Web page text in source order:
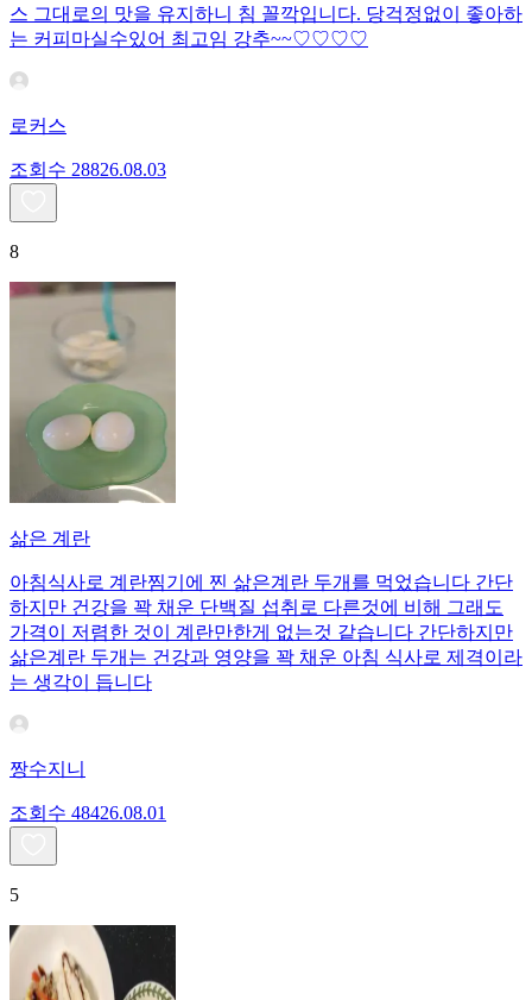
스 그대로의 맛을 유지하니 침 꼴깍입니다. 당걱정없이 좋아하
는 커피마실수있어 최고임 강추~~♡♡♡♡
로커스
조회수 28826.08.03
8
삶은 계란
아침식사로 계란찜기에 찐 삶은계란 두개를 먹었습니다 간단
하지만 건강을 꽉 채운 단백질 섭취로 다른것에 비해 그래도
가격이 저렴한 것이 계란만한게 없는것 같습니다 간단하지만
삶은계란 두개는 건강과 영양을 꽉 채운 아침 식사로 제격이라
는 생각이 듭니다
짱수지니
조회수 48426.08.01
5